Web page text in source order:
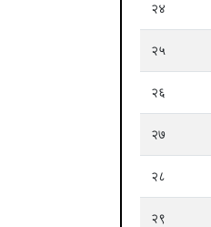
२४
२५
२६
२७
२८
२९